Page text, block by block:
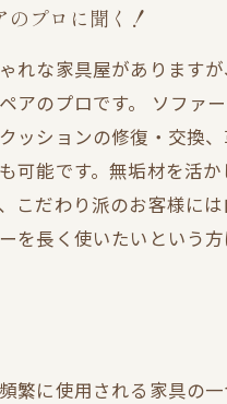
プロに聞く！
れな家具屋があります
アのプロです。 ソファ
ッションの修復・交換
可能です。無垢材を活
こだわり派のお客様に
を長く使いたいという
繁に使用される家具の